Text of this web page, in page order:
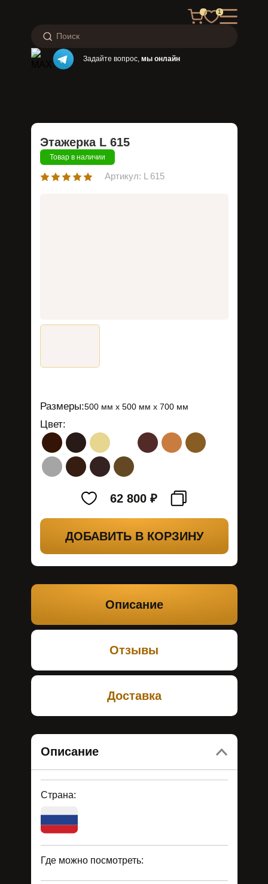
1
Задайте вопрос, мы онлайн
Этажерка L 615
Товар в наличии
Артикул: L 615
Размеры:500 мм х 500 мм х 700 мм
Цвет:
62 800 ₽
ДОБАВИТЬ В КОРЗИНУ
Описание
Отзывы
Доставка
Описание
Страна:
Где можно посмотреть: